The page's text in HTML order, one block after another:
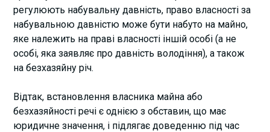
регулюють набувальну давність, право власності за
набувальною давністю може бути набуто на майно,
яке належить на праві власності іншій особі (а не
особі, яка заявляє про давність володіння), а також
на безхазяйну річ.
Відтак, встановлення власника майна або
безхазяйності речі є однією з обставин, що має
юридичне значення, і підлягає доведенню під час